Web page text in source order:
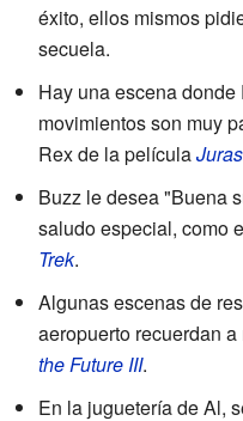
éxito, ellos mismos
secuela.
Hay una escena
movimientos son muy
Rex de la película
Buzz le desea "Buena
saludo especial, como
Trek.
Algunas escenas de
aeropuerto recuerdan
the Future III.
En la juguetería de Al,